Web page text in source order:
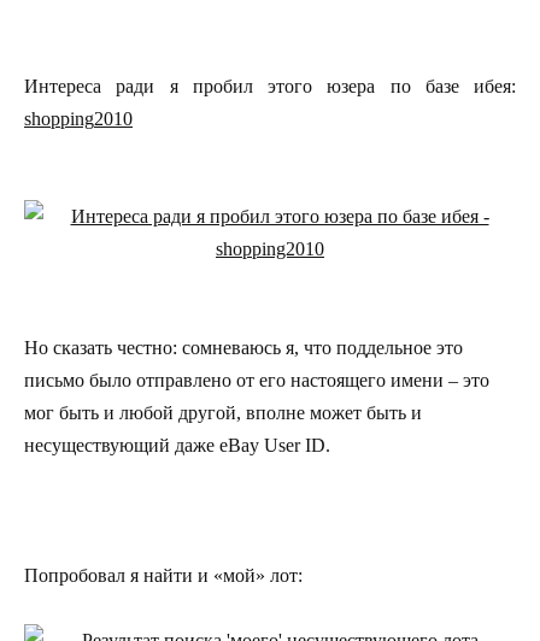
Интереса ради я пробил этого юзера по базе ибея:
shopping2010
Но сказать честно: сомневаюсь я, что поддельное это
письмо было отправлено от его настоящего имени – это
мог быть и любой другой, вполне может быть и
несуществующий даже eBay User ID.
Попробовал я найти и «мой» лот: